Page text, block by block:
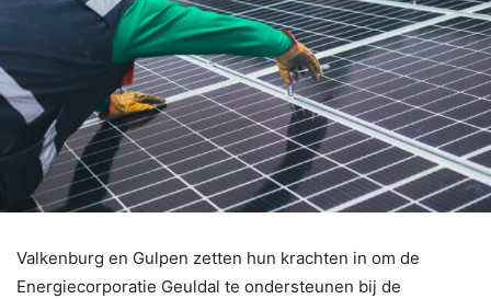
Valkenburg en Gulpen zetten hun krachten in om de
Energiecorporatie Geuldal te ondersteunen bij de